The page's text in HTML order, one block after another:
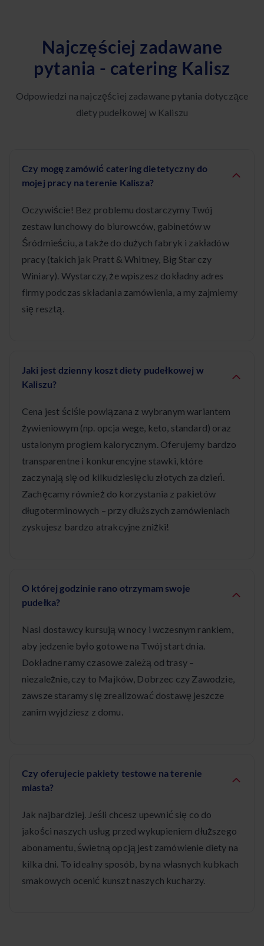
Najczęściej zadawane
pytania - catering Kalisz
Odpowiedzi na najczęściej zadawane pytania dotyczące
diety pudełkowej w Kaliszu
Czy mogę zamówić catering dietetyczny do
mojej pracy na terenie Kalisza?
Oczywiście! Bez problemu dostarczymy Twój
zestaw lunchowy do biurowców, gabinetów w
Śródmieściu, a także do dużych fabryk i zakładów
pracy (takich jak Pratt & Whitney, Big Star czy
Winiary). Wystarczy, że wpiszesz dokładny adres
firmy podczas składania zamówienia, a my zajmiemy
się resztą.
Jaki jest dzienny koszt diety pudełkowej w
Kaliszu?
Cena jest ściśle powiązana z wybranym wariantem
żywieniowym (np. opcja wege, keto, standard) oraz
ustalonym progiem kalorycznym. Oferujemy bardzo
transparentne i konkurencyjne stawki, które
zaczynają się od kilkudziesięciu złotych za dzień.
Zachęcamy również do korzystania z pakietów
długoterminowych – przy dłuższych zamówieniach
zyskujesz bardzo atrakcyjne zniżki!
O której godzinie rano otrzymam swoje
pudełka?
Nasi dostawcy kursują w nocy i wczesnym rankiem,
aby jedzenie było gotowe na Twój start dnia.
Dokładne ramy czasowe zależą od trasy –
niezależnie, czy to Majków, Dobrzec czy Zawodzie,
zawsze staramy się zrealizować dostawę jeszcze
zanim wyjdziesz z domu.
Czy oferujecie pakiety testowe na terenie
miasta?
Jak najbardziej. Jeśli chcesz upewnić się co do
jakości naszych usług przed wykupieniem dłuższego
abonamentu, świetną opcją jest zamówienie diety na
kilka dni. To idealny sposób, by na własnych kubkach
smakowych ocenić kunszt naszych kucharzy.